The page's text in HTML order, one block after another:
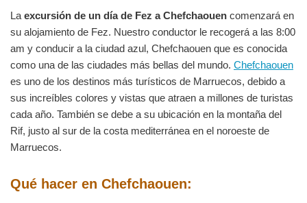
La excursión de un día de Fez a Chefchaouen comenzará en
su alojamiento de Fez. Nuestro conductor le recogerá a las 8:00
am y conducir a la ciudad azul, Chefchaouen que es conocida
como una de las ciudades más bellas del mundo. Chefchaouen
es uno de los destinos más turísticos de Marruecos, debido a
sus increíbles colores y vistas que atraen a millones de turistas
cada año. También se debe a su ubicación en la montaña del
Rif, justo al sur de la costa mediterránea en el noroeste de
Marruecos.
Qué hacer en Chefchaouen: